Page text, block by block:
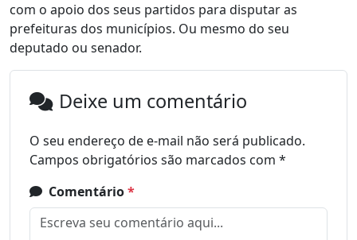
com o apoio dos seus partidos para disputar as
prefeituras dos municípios. Ou mesmo do seu
deputado ou senador.
Deixe um comentário
O seu endereço de e-mail não será publicado.
Campos obrigatórios são marcados com *
Comentário*